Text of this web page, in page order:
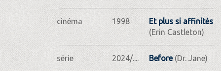
cinéma 1998
Et plus si affinités
(Erin Castleton)
série 2024/.... Before(Dr. Jane)